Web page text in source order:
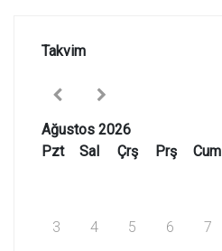
Takvim
Ağustos 2026
Pzt
Sal Çrş Prş Cum
3 4 5 6 7